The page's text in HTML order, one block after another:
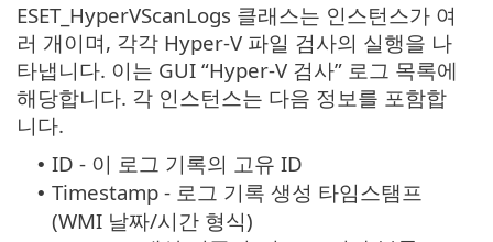
ESET_HyperVScanLogs 클래스는 인스턴스가 여
러 개이며, 각각 Hyper-V 파일 검사의 실행을 나
타냅니다. 이는 GUI “Hyper-V 검사” 로그 목록에
해당합니다. 각 인스턴스는 다음 정보를 포함합
니다.
• ID - 이 로그 기록의 고유 ID
• Timestamp - 로그 기록 생성 타임스탬프
(WMI 날짜/시간 형식)